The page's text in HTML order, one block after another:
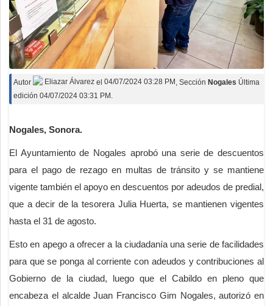
Autor Eliazar Álvarez el 04/07/2024 03:28 PM , Sección Nogales Última
edición 04/07/2024 03:31 PM.
Nogales, Sonora.
El Ayuntamiento de Nogales aprobó una serie de descuentos
para el pago de rezago en multas de tránsito y se mantiene
vigente también el apoyo en descuentos por adeudos de predial,
que a decir de la tesorera Julia Huerta, se mantienen vigentes
hasta el 31 de agosto.
Esto en apego a ofrecer a la ciudadanía una serie de facilidades
para que se ponga al corriente con adeudos y contribuciones al
Gobierno de la ciudad, luego que el Cabildo en pleno que
encabeza el alcalde Juan Francisco Gim Nogales, autorizó en